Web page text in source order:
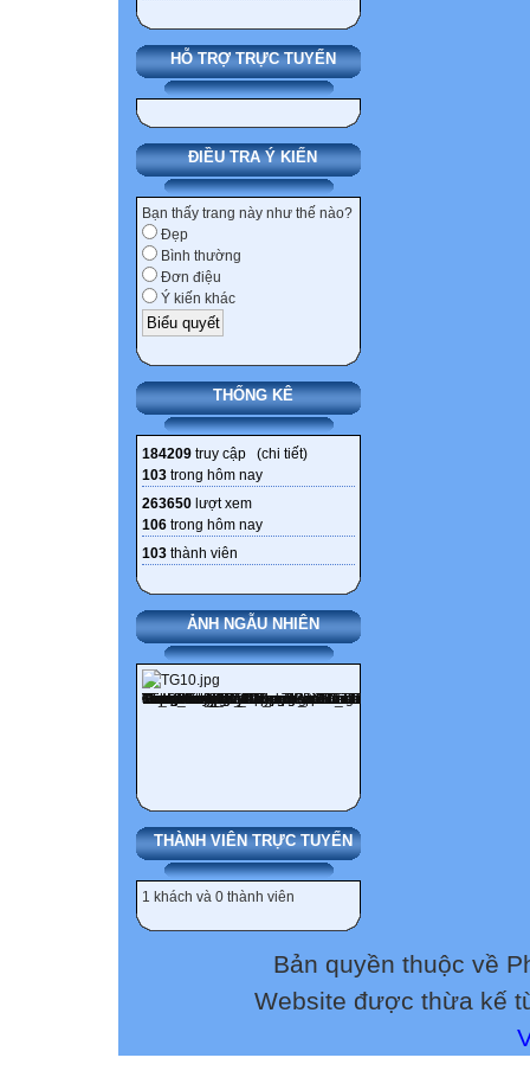
HỖ TRỢ TRỰC TUYẾN
ĐIỀU TRA Ý KIẾN
Bạn thấy trang này như thế nào?
Đẹp
Bình thường
Đơn điệu
Ý kiến khác
THỐNG KÊ
184209 truy cập (chi tiết)
103 trong hôm nay
263650 lượt xem
106 trong hôm nay
103 thành viên
ẢNH NGẪU NHIÊN
THÀNH VIÊN TRỰC TUYẾN
1 khách và 0 thành viên
Bản quyền thuộc về
Website được thừa kế